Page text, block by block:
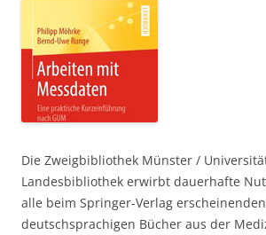
Die Zweigbibliothek Münster /
Landesbibliothek erwirbt dauerhafte
alle beim Springer-Verlag erscheinenden
deutschsprachigen Bücher aus der